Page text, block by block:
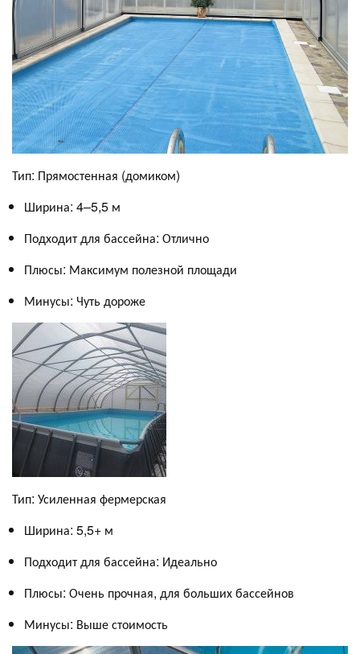
Тип: Прямостенная (домиком)
Ширина: 4–5,5 м
Подходит для бассейна: Отлично
Плюсы: Максимум полезной площади
Минусы: Чуть дороже
Тип: Усиленная фермерская
Ширина: 5,5+ м
Подходит для бассейна: Идеально
Плюсы: Очень прочная, для больших бассейнов
Минусы: Выше стоимость